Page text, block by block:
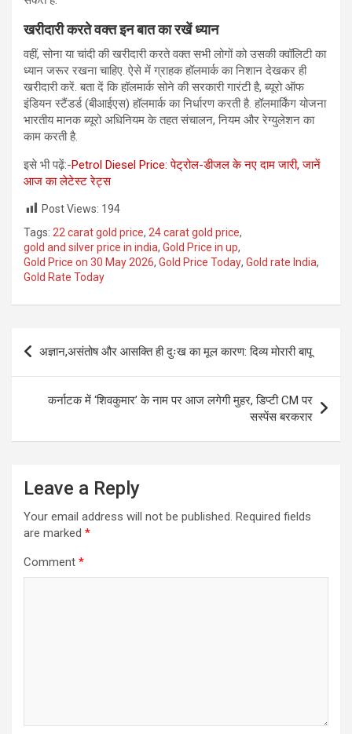
खरीदारी करते वक्‍त इन बात का रखें ध्यान
वहीं, सोना या चांदी की खरीदारी करते वक्‍त सभी लोगों को उसकी क्वॉलिटी का
ध्यान जरूर रखना चाहिए. ऐसे में ग्राहक हॉलमार्क का निशान देखकर ही
खरीदारी करें. बता दें कि हॉलमार्क सोने की सरकारी गारंटी है, ब्यूरो ऑफ
इंडियन स्टैंडर्ड (बीआईएस) हॉलमार्क का निर्धारण करती है. हॉलमार्किंग योजना
भारतीय मानक ब्यूरो अधिनियम के तहत संचालन, नियम और रेग्युलेशन का
काम करती है.
इसे भी पढ़ें:-Petrol Diesel Price: पेट्रोल-डीजल के नए दाम जारी, जानें
आज का लेटेस्ट रेट्स
Post Views: 194
Tags: 22 carat gold price, 24 carat gold price,
gold and silver price in india, Gold Price in up,
Gold Price on 30 May 2026, Gold Price Today, Gold rate India,
Gold Rate Today
Post
navigation
अज्ञान,असंतोष और आसक्ति ही दुःख का मूल कारण: दिव्य मोरारी बापू
कर्नाटक में ‘शिवकुमार’ के नाम पर आज लगेगी मुहर, डिप्टी CM पर
सस्पेंस बरकरार
Leave a Reply
Your email address will not be published. Required fields
are marked *
Comment *